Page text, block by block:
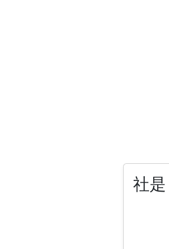
社是